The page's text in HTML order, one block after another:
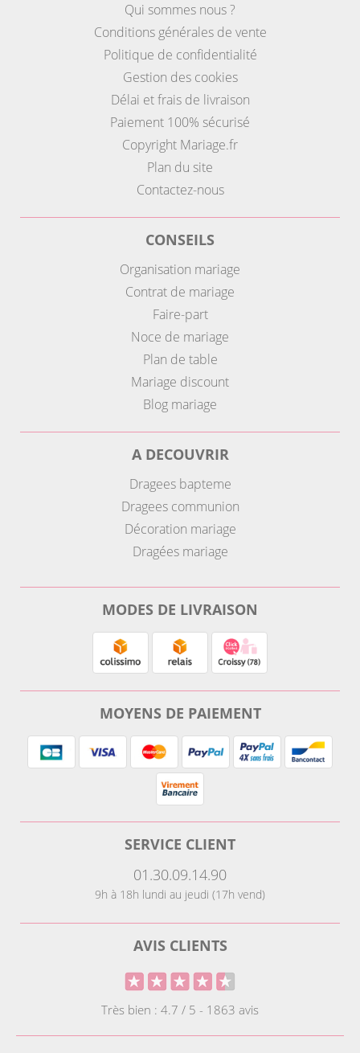
Qui sommes nous ?
Conditions générales de vente
Politique de confidentialité
Gestion des cookies
Délai et frais de livraison
Paiement 100% sécurisé
Copyright Mariage.fr
Plan du site
Contactez-nous
CONSEILS
Organisation mariage
Contrat de mariage
Faire-part
Noce de mariage
Plan de table
Mariage discount
Blog mariage
A DECOUVRIR
Dragees bapteme
Dragees communion
Décoration mariage
Dragées mariage
MODES DE LIVRAISON
MOYENS DE PAIEMENT
SERVICE CLIENT
01.30.09.14.90
9h à 18h lundi au jeudi (17h vend)
AVIS CLIENTS
Très bien : 4.7 / 5 - 1863 avis